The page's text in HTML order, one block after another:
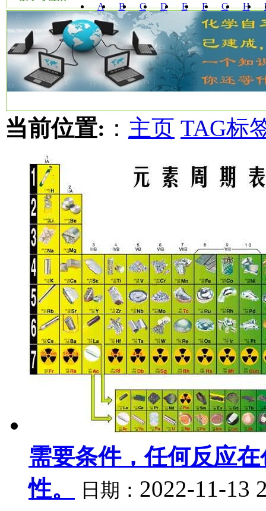
A
B C D E F G H
W Y
当前位置: ： 主页 TAG标
需要条件，任何反应
性。
日期： 2022-11-13